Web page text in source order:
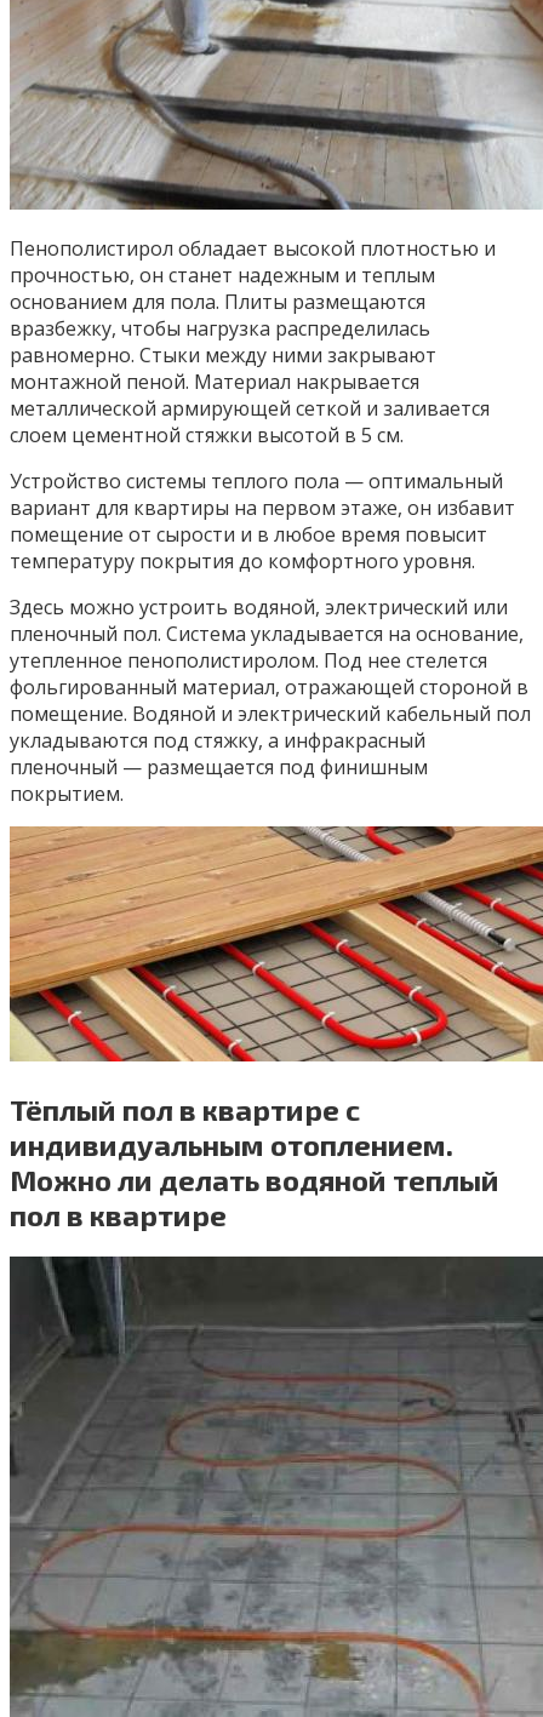
Пенополистирол обладает высокой плотностью и
прочностью, он станет надежным и теплым
основанием для пола. Плиты размещаются
вразбежку, чтобы нагрузка распределилась
равномерно. Стыки между ними закрывают
монтажной пеной. Материал накрывается
металлической армирующей сеткой и заливается
слоем цементной стяжки высотой в 5 см.
Устройство системы теплого пола — оптимальный
вариант для квартиры на первом этаже, он избавит
помещение от сырости и в любое время повысит
температуру покрытия до комфортного уровня.
Здесь можно устроить водяной, электрический или
пленочный пол. Система укладывается на основание,
утепленное пенополистиролом. Под нее стелется
фольгированный материал, отражающей стороной в
помещение. Водяной и электрический кабельный пол
укладываются под стяжку, а инфракрасный
пленочный — размещается под финишным
покрытием.
Тёплый пол в квартире с
индивидуальным отоплением.
Можно ли делать водяной теплый
пол в квартире